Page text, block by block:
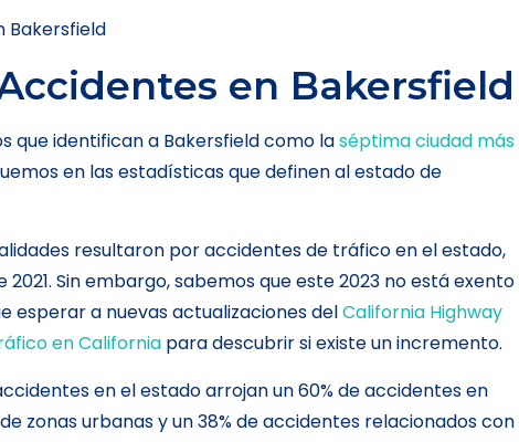
en Bakersfield
que identifican a Bakersfield como laséptima ciudad más
en las estadísticas que definen al estado de
resultaron por accidentes de tráfico en el estado,
Sin embargo, sabemos que este 2023 no está exento
esperar a nuevas actualizaciones delCalifornia Highway
en California para descubrir si existe un incremento.
en el estado arrojan un 60% de accidentes en
zonas urbanas y un 38% de accidentes relacionados con